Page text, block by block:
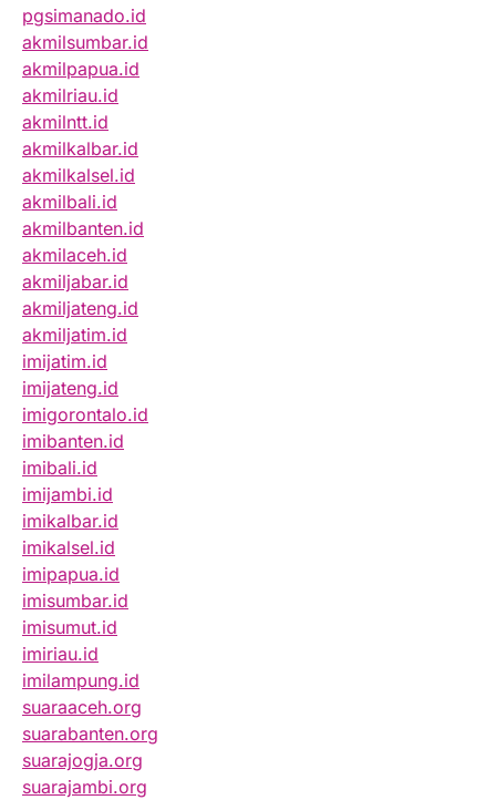
pgsimanado.id
akmilsumbar.id
akmilpapua.id
akmilriau.id
akmilntt.id
akmilkalbar.id
akmilkalsel.id
akmilbali.id
akmilbanten.id
akmilaceh.id
akmiljabar.id
akmiljateng.id
akmiljatim.id
imijatim.id
imijateng.id
imigorontalo.id
imibanten.id
imibali.id
imijambi.id
imikalbar.id
imikalsel.id
imipapua.id
imisumbar.id
imisumut.id
imiriau.id
imilampung.id
suaraaceh.org
suarabanten.org
suarajogja.org
suarajambi.org